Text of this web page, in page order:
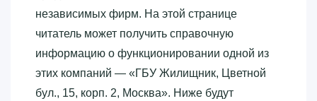
независимых фирм. На этой странице
читатель может получить справочную
информацию о функционировании одной из
этих компаний — «‎ГБУ Жилищник, Цветной
бул., 15, корп. 2, Москва»‎. Ниже будут